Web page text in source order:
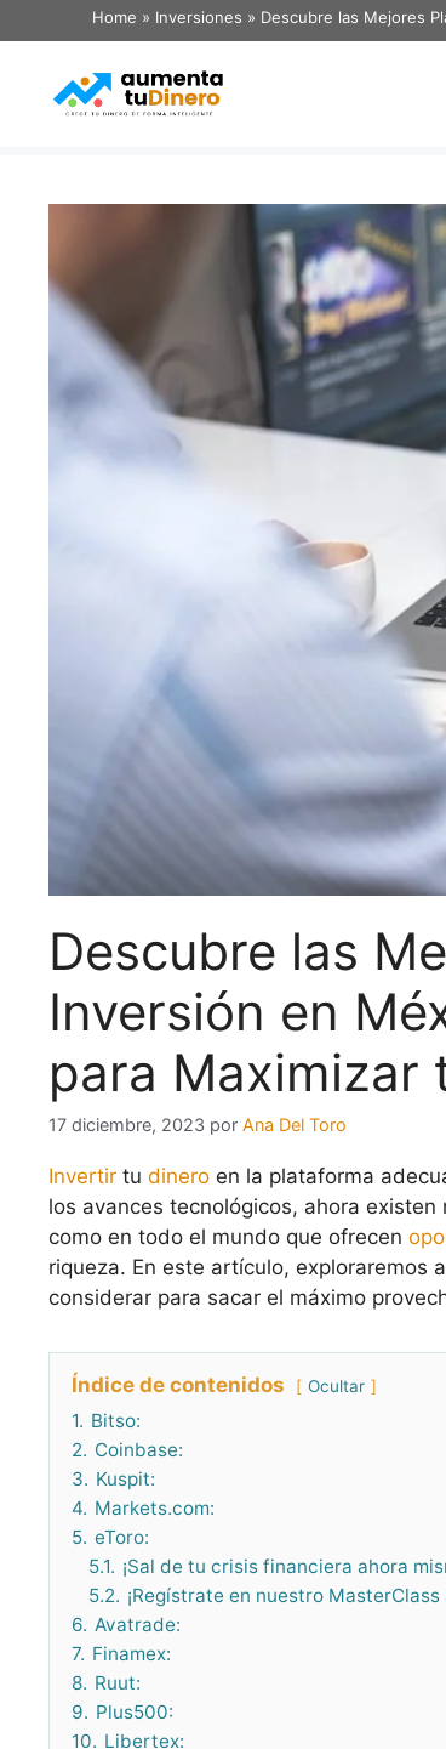
Home » Inversiones » Descubre las Mejores
Descubre las
Inversión en
para Maximizar
17 diciembre, 2023 por Ana Del Toro
Invertir tu dinero en la plataforma
los avances tecnológicos, ahora existen
como en todo el mundo que ofrecen
riqueza. En este artículo, exploraremos
considerar para sacar el máximo
Índice de contenidos Ocultar
1. Bitso:
2. Coinbase:
3. Kuspit:
4. Markets.com:
5. eToro:
5.1. ¡Sal de tu crisis financiera ahora
5.2. ¡Regístrate en nuestro
6. Avatrade:
7. Finamex:
8. Ruut:
9. Plus500:
10. Libertex: